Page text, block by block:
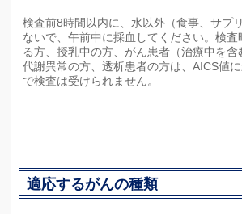
検査前8時間以内に、水以外（食事、サプ
ないで、午前中に採血してください。検査
る方、授乳中の方、がん患者（治療中を含
代謝異常の方、透析患者の方は、AICS値
で検査は受けられません。
適応するがんの種類